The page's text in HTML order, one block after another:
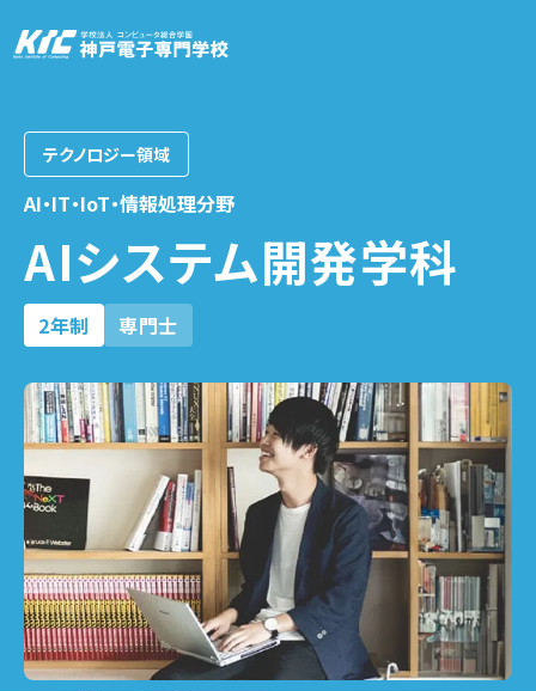
学科・コース
訪問者別
就職・資格
入試情報
神戸電子について
最新のお知らせ
+プラスラボ
テクノロジー領域
AI・IT・IoT・情報処理分野
AIシステム開発学科
2年制 専門士